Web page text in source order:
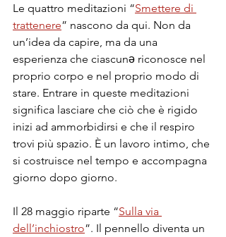
Le quattro meditazioni “Smettere di
trattenere” nascono da qui. Non da
un’idea da capire, ma da una
esperienza che ciascunə riconosce nel
proprio corpo e nel proprio modo di
stare. Entrare in queste meditazioni
significa lasciare che ciò che è rigido
inizi ad ammorbidirsi e che il respiro
trovi più spazio. È un lavoro intimo, che
si costruisce nel tempo e accompagna
giorno dopo giorno.
Il 28 maggio riparte “Sulla via
dell’inchiostro”. Il pennello diventa un